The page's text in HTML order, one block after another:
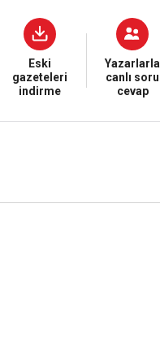
Eski
gazeteleri
indirme
Yazarlarla
canlı soru
cevap
Namaz Vakitleri
Sesli Yayınlar